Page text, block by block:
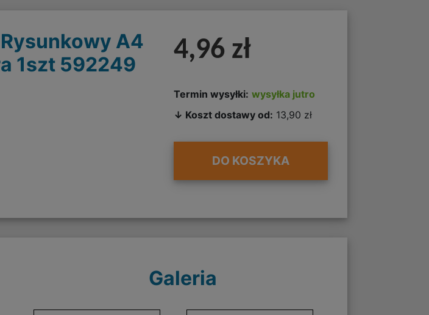
A4
1szt 592249
4,96 zł
Termin wysyłki: wysyłka jutro
↓ Koszt dostawy od: 13,90 zł
DO KOSZYKA
Galeria